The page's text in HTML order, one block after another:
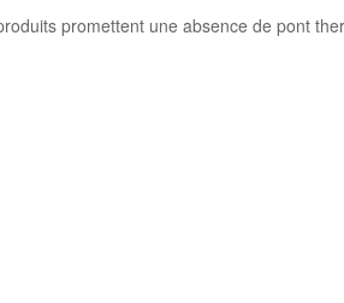
promettent une absence de pont